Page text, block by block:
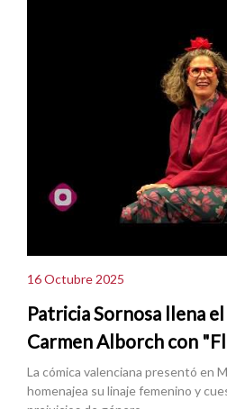
16 Octubre 2025
Patricia Sornosa llena
Carmen Alborch con
La cómica valenciana presentó en
homenajea su linaje femenino y